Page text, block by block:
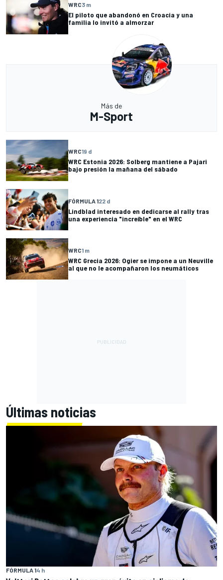
WRC3 m
El piloto que abandonó en Croacia y una
familia lo invitó a almorzar
Más de
M-Sport
WRC19 d
WRC Estonia 2026: Solberg mantiene a Pajari
bajo presión la mañana del sábado
FÓRMULA 122 d
Lindblad interesado en dedicarse al rally tras
una experiencia "increíble" en el WRC
WRC1 m
WRC Grecia 2026: Ogier se impone a un Neuville
al que no le acompañaron los neumáticos
Últimas noticias
FÓRMULA 14 h